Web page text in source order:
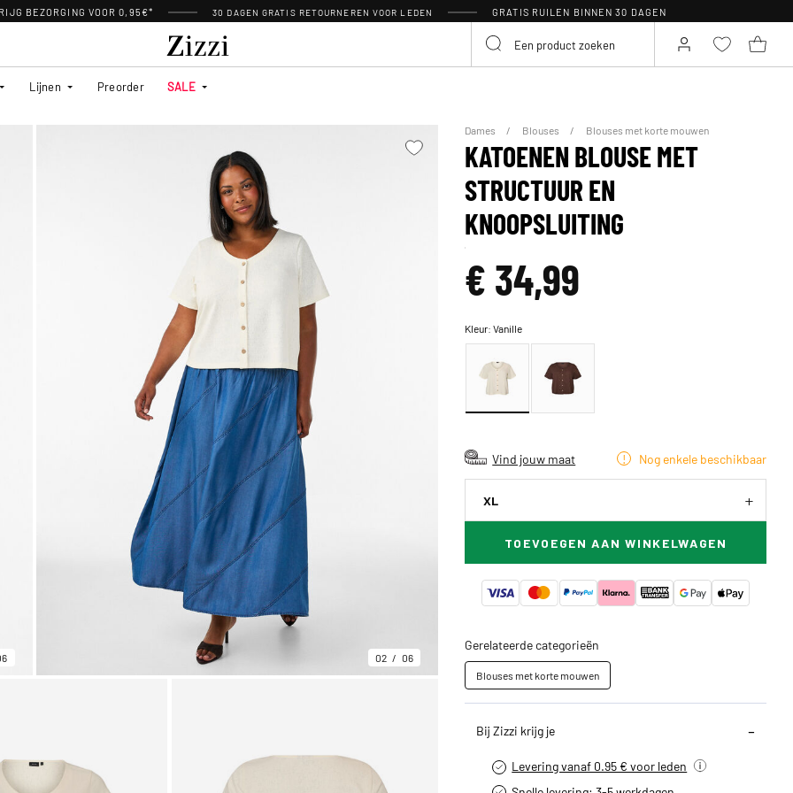
BEZORGING VOOR 0,95€* 30 DAGEN GRATIS RETOURNEREN VOOR LEDEN GRATIS RUILEN BINNEN 30 DAGEN
Lijnen Preorder SALE
02 06
Dames Blouses Blouses met korte mouwen
KATOENEN BLOUSE MET
STRUCTUUR EN
KNOOPSLUITING
€ 34,99
Kleur:Vanille
Vind jouw maat Nog enkele beschikbaar
XL
TOEVOEGEN AAN WINKELWAGEN
Gerelateerde categorieën
Blouses met korte mouwen
Bij Zizzi krijg je
Levering vanaf 0.95 € voor leden